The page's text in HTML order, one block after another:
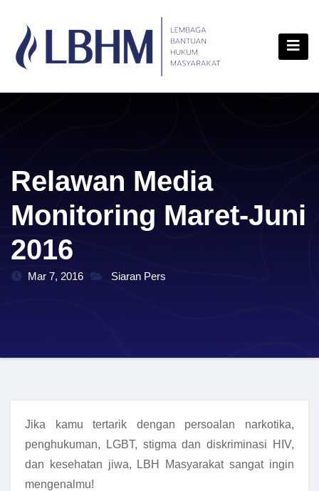
content
Relawan Media
Monitoring Maret-Juni
2016
Mar 7, 2016 Siaran Pers
Jika kamu tertarik dengan persoalan narkotika,
penghukuman, LGBT, stigma dan diskriminasi HIV,
dan kesehatan jiwa, LBH Masyarakat sangat ingin
mengenalmu!